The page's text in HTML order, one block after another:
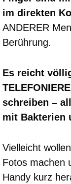
im direkten
ANDERER
Berührung.
Es reicht
schreiben –
mit Bakterien
Vielleicht
Fotos machen
Handy kurz